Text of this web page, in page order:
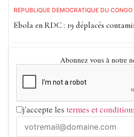
RÉPUBLIQUE DÉMOCRATIQUE DU
Ebola en RDC : 19 déplacés
Abonnez vous à notre
j'accepte les termes et